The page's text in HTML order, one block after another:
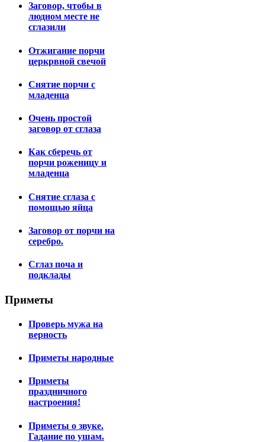
Заговор, чтобы в
людном месте не
сглазили
Отжигание порчи
церкрвной свечой
Снятие порчи с
младенца
Очень простой
заговор от сглаза
Как сберечь от
порчи роженицу и
младенца
Снятие сглаза с
помощью яйца
Заговор от порчи на
серебро.
Сглаз поча и
подклады
Приметы
Проверь мужа на
верность
Приметы народные
Приметы
праздничного
настроения!
Приметы о звуке.
Гадание по ушам.